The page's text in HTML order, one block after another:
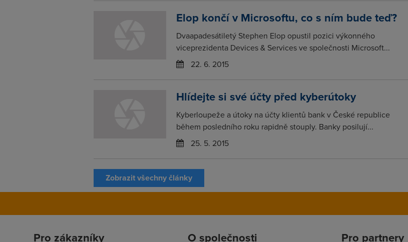
Elop končí v Microsoftu, co s ním bude teď?
Dvaapadesátiletý Stephen Elop opustil pozici výkonného
viceprezidenta Devices & Services ve společnosti Microsoft...
22. 6. 2015
Hlídejte si své účty před kyberútoky
Kyberloupeže a útoky na účty klientů bank v České republice
během posledního roku rapidně stouply. Banky posilují...
25. 5. 2015
Zobrazit všechny články
Pro zákazníky O společnosti Pro partnery